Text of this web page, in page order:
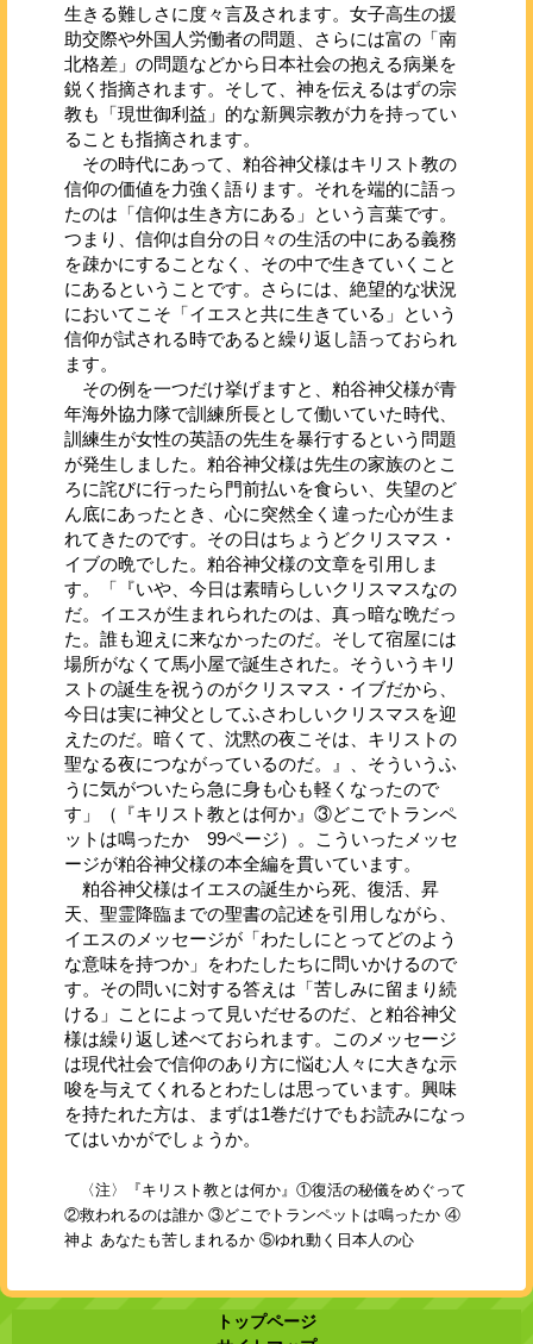
生きる難しさに度々言及されます。女子高生の援
助交際や外国人労働者の問題、さらには富の「南
北格差」の問題などから日本社会の抱える病巣を
鋭く指摘されます。そして、神を伝えるはずの宗
教も「現世御利益」的な新興宗教が力を持ってい
ることも指摘されます。
その時代にあって、粕谷神父様はキリスト教の
信仰の価値を力強く語ります。それを端的に語っ
たのは「信仰は生き方にある」という言葉です。
つまり、信仰は自分の日々の生活の中にある義務
を疎かにすることなく、その中で生きていくこと
にあるということです。さらには、絶望的な状況
においてこそ「イエスと共に生きている」という
信仰が試される時であると繰り返し語っておられ
ます。
その例を一つだけ挙げますと、粕谷神父様が青
年海外協力隊で訓練所長として働いていた時代、
訓練生が女性の英語の先生を暴行するという問題
が発生しました。粕谷神父様は先生の家族のとこ
ろに詫びに行ったら門前払いを食らい、失望のど
ん底にあったとき、心に突然全く違った心が生ま
れてきたのです。その日はちょうどクリスマス・
イブの晩でした。粕谷神父様の文章を引用しま
す。「『いや、今日は素晴らしいクリスマスなの
だ。イエスが生まれられたのは、真っ暗な晩だっ
た。誰も迎えに来なかったのだ。そして宿屋には
場所がなくて馬小屋で誕生された。そういうキリ
ストの誕生を祝うのがクリスマス・イブだから、
今日は実に神父としてふさわしいクリスマスを迎
えたのだ。暗くて、沈黙の夜こそは、キリストの
聖なる夜につながっているのだ。』、そういうふ
うに気がついたら急に身も心も軽くなったので
す」（『キリスト教とは何か』③どこでトランペ
ットは鳴ったか 99ページ）。こういったメッセ
ージが粕谷神父様の本全編を貫いています。
粕谷神父様はイエスの誕生から死、復活、昇
天、聖霊降臨までの聖書の記述を引用しながら、
イエスのメッセージが「わたしにとってどのよう
な意味を持つか」をわたしたちに問いかけるので
す。その問いに対する答えは「苦しみに留まり続
ける」ことによって見いだせるのだ、と粕谷神父
様は繰り返し述べておられます。このメッセージ
は現代社会で信仰のあり方に悩む人々に大きな示
唆を与えてくれるとわたしは思っています。興味
を持たれた方は、まずは1巻だけでもお読みになっ
てはいかがでしょうか。
〈注〉『キリスト教とは何か』①復活の秘儀をめぐって
②救われるのは誰か ③どこでトランペットは鳴ったか ④
神よ あなたも苦しまれるか ⑤ゆれ動く日本人の心
トップページ